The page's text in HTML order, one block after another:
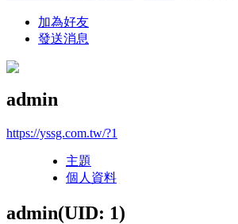
加為好友
發送消息
admin
https://yssg.com.tw/?1
主題
個人資料
admin(UID: 1)